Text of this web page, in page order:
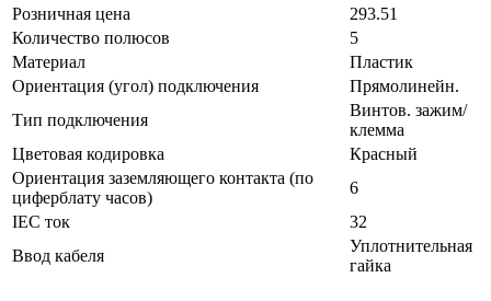
Розничная цена
293.51
Количество полюсов
5
Материал
Пластик
Ориентация (угол) подключения
Прямолинейн.
Тип подключения
Винтов. зажим/
клемма
Цветовая кодировка
Красный
Ориентация заземляющего контакта (по
циферблату часов)
6
IEC ток
32
Ввод кабеля
Уплотнительная
гайка